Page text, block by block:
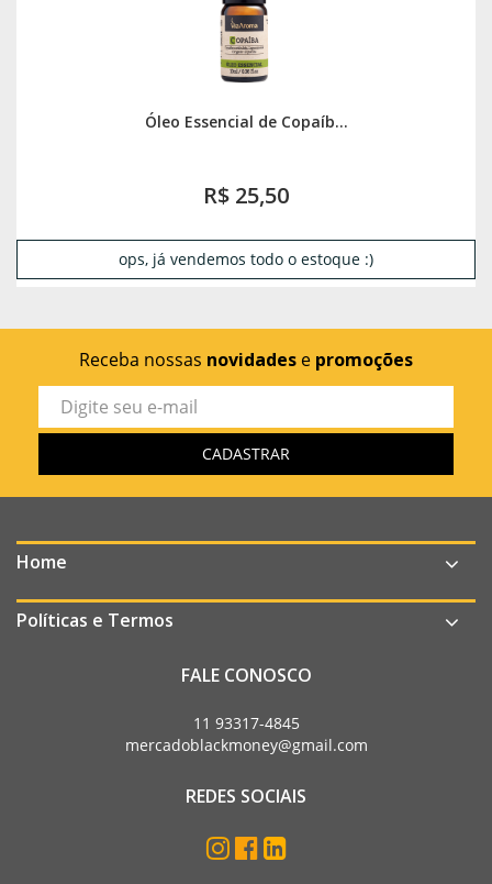
Óleo Essencial de Copaíb...
R$ 25,50
ops, já vendemos todo o estoque :)
Receba nossas novidades e promoções
Home
Políticas e Termos
FALE CONOSCO
11 93317-4845
mercadoblackmoney@gmail.com
REDES SOCIAIS